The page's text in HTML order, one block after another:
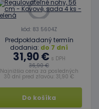
kód: 83 5604Z
Predpokladaný termín
dodania: do 7 dní
31,90 € s DPH
36,90 €
Najnižšia cena za posledných
30 dní pred zľavou: 31,90 €
Do košíka